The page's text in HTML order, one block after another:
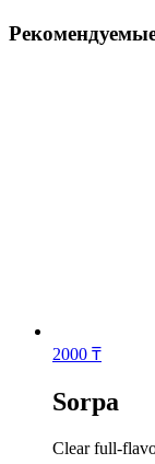
2000 ₸
Sorpa
Сlear full-